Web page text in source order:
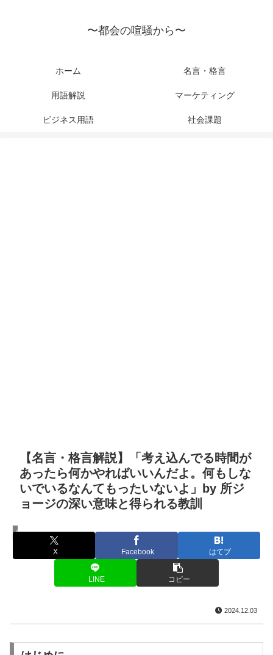
〜都会の喧騒から〜
ホーム 名言・格言
用語解説 マーケティング
ビジネス用語 社会課題
【名言・格言解説】「考え込んでる時間が
あったら何かやればいいんだよ。何もしな
いでいるなんてもったいないよ」by 所ジ
ョージの深い意味と得られる教訓
名言・格言
X Facebook はてブ
LINE コピー
2024.12.03